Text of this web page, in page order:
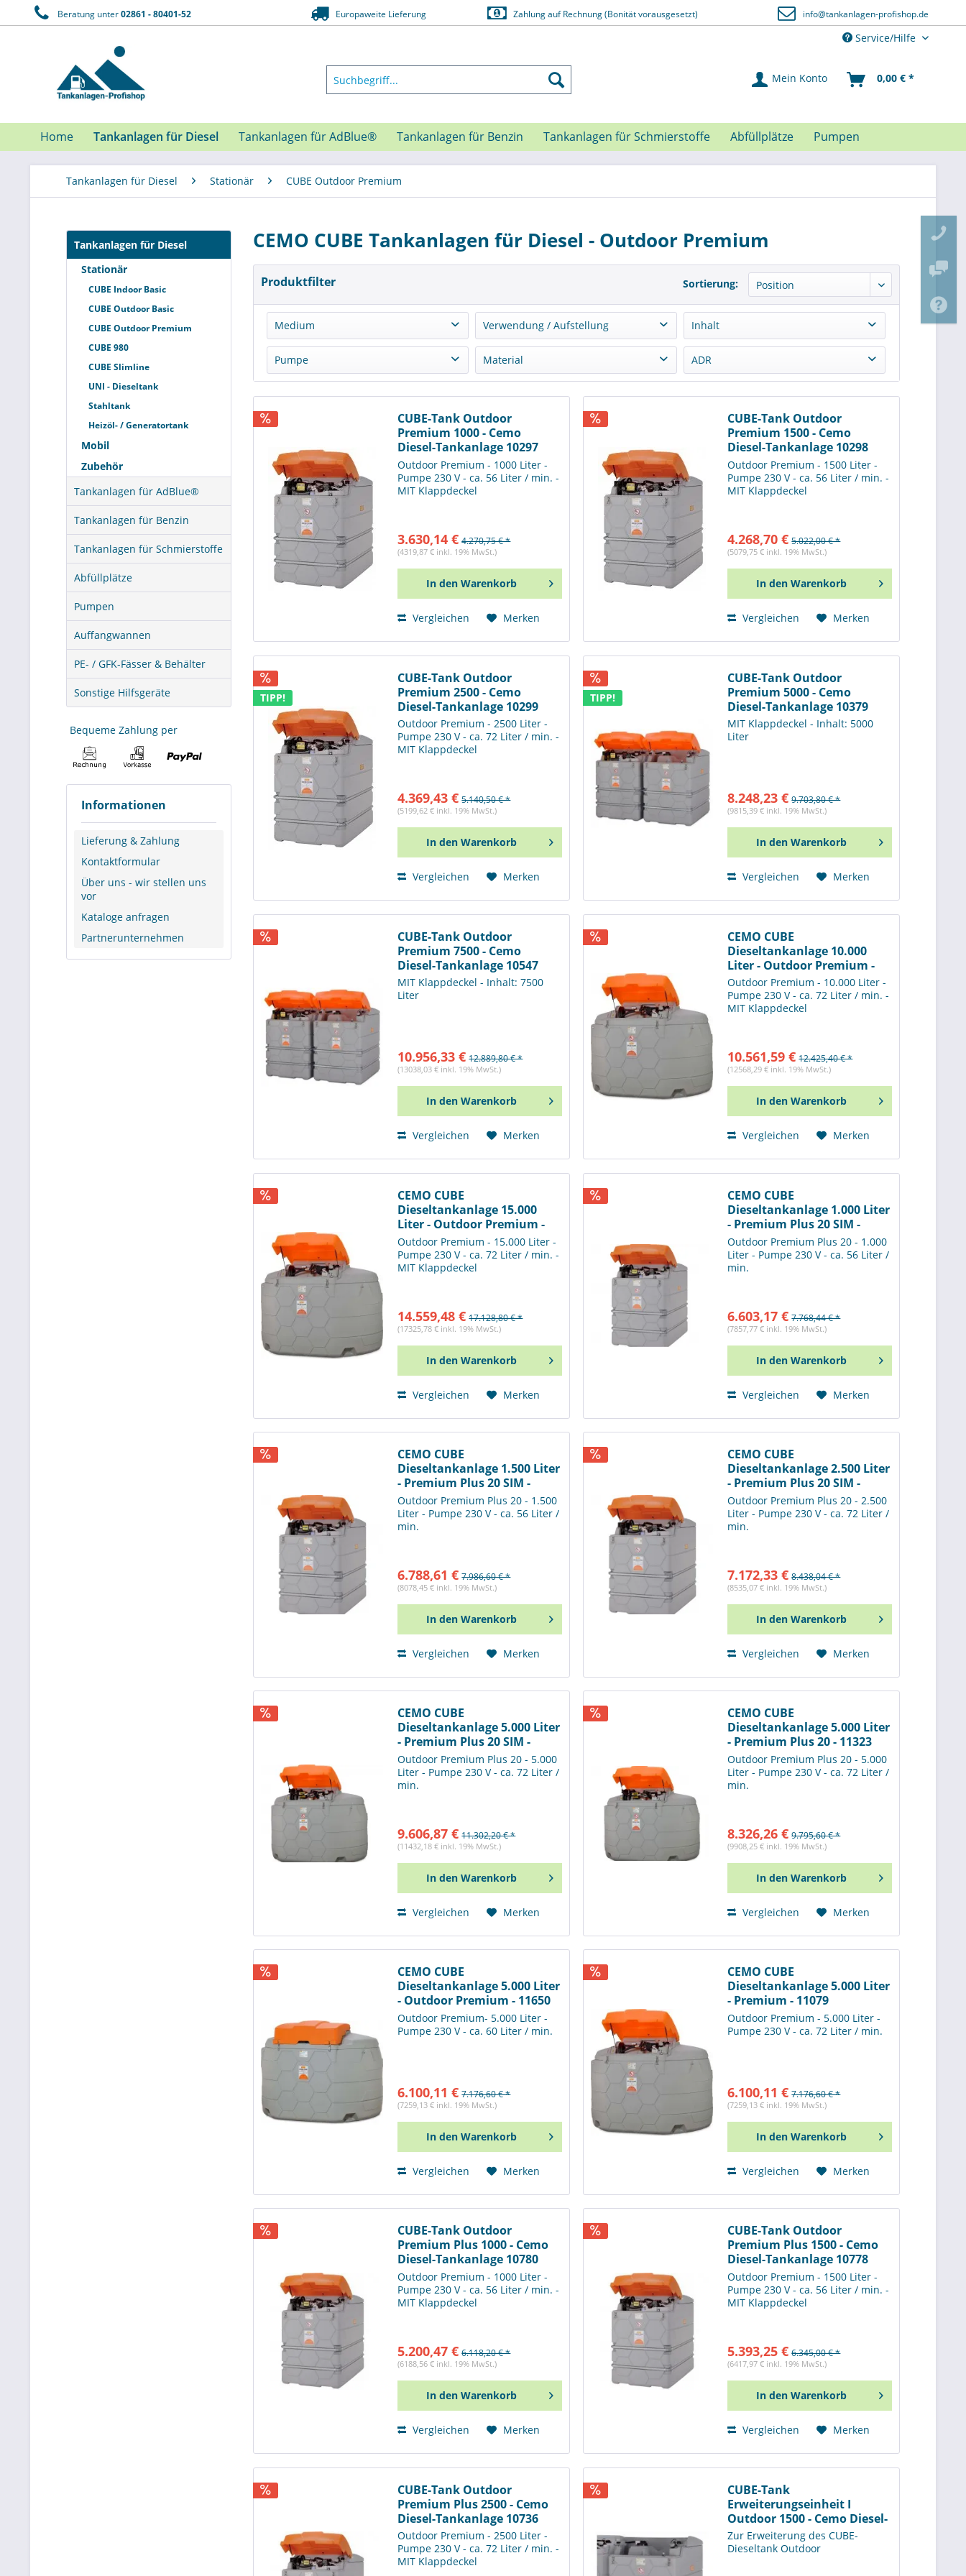
Beratung unter02861 - 80401-52 Europaweite Lieferung Zahlung auf Rechnung (Bonität vorausgesetzt) info@tankanlagen-profishop.de
Service/Hilfe
Mein Konto 0,00 € *
Home Tankanlagen für Diesel Tankanlagen für AdBlue® Tankanlagen für Benzin Tankanlagen für Schmierstoffe Abfüllplätze Pumpen
Tankanlagen für Diesel Stationär CUBE Outdoor Premium
Tankanlagen für Diesel
Stationär
CUBE Indoor Basic
CUBE Outdoor Basic
CUBE Outdoor Premium
CUBE 980
CUBE Slimline
UNI - Dieseltank
Stahltank
Heizöl- / Generatortank
Mobil
Zubehör
Tankanlagen für AdBlue®
Tankanlagen für Benzin
Tankanlagen für Schmierstoffe
Abfüllplätze
Pumpen
Auffangwannen
PE- / GFK-Fässer & Behälter
Sonstige Hilfsgeräte
Bequeme Zahlung per
Informationen
Lieferung & Zahlung
Kontaktformular
Über uns - wir stellen uns
vor
Kataloge anfragen
Partnerunternehmen
CEMO CUBE Tankanlagen für Diesel - Outdoor Premium
Produktfilter Sortierung:
Medium
Diesel
Verwendung / Aufstellung
Outdoor / Außen
Inhalt
1000 Liter(3)
1500 Liter(5)
2500 Liter(5)
5000 Liter(5)
7500 Liter(1)
10000 Liter (1)
15000 Liter(1)
Pumpe
ohne Pumpe(4)
Material
PE(22)
ADR
OHNE ADR Zulassung(22)
CUBE-Tank Outdoor
Premium 1000 - Cemo
Diesel-Tankanlage 10297
Outdoor Premium - 1000 Liter -
Pumpe 230 V - ca. 56 Liter / min. -
MIT Klappdeckel
3.630,14 € 4.270,75 € *
(4319,87 € inkl. 19% MwSt.)
In den Warenkorb
Vergleichen Merken
CUBE-Tank Outdoor
Premium 1500 - Cemo
Diesel-Tankanlage 10298
Outdoor Premium - 1500 Liter -
Pumpe 230 V - ca. 56 Liter / min. -
MIT Klappdeckel
4.268,70 € 5.022,00 € *
(5079,75 € inkl. 19% MwSt.)
In den Warenkorb
Vergleichen Merken
TIPP!
CUBE-Tank Outdoor
Premium 2500 - Cemo
Diesel-Tankanlage 10299
Outdoor Premium - 2500 Liter -
Pumpe 230 V - ca. 72 Liter / min. -
MIT Klappdeckel
4.369,43 € 5.140,50 € *
(5199,62 € inkl. 19% MwSt.)
In den Warenkorb
Vergleichen Merken
TIPP!
CUBE-Tank Outdoor
Premium 5000 - Cemo
Diesel-Tankanlage 10379
MIT Klappdeckel - Inhalt: 5000
Liter
8.248,23 € 9.703,80 € *
(9815,39 € inkl. 19% MwSt.)
In den Warenkorb
Vergleichen Merken
CUBE-Tank Outdoor
Premium 7500 - Cemo
Diesel-Tankanlage 10547
MIT Klappdeckel - Inhalt: 7500
Liter
10.956,33 € 12.889,80 € *
(13038,03 € inkl. 19% MwSt.)
In den Warenkorb
Vergleichen Merken
CEMO CUBE
Dieseltankanlage 10.000
Liter - Outdoor Premium -
11097
Outdoor Premium - 10.000 Liter -
Pumpe 230 V - ca. 72 Liter / min. -
MIT Klappdeckel
10.561,59 € 12.425,40 € *
(12568,29 € inkl. 19% MwSt.)
In den Warenkorb
Vergleichen Merken
CEMO CUBE
Dieseltankanlage 15.000
Liter - Outdoor Premium -
11098
Outdoor Premium - 15.000 Liter -
Pumpe 230 V - ca. 72 Liter / min. -
MIT Klappdeckel
14.559,48 € 17.128,80 € *
(17325,78 € inkl. 19% MwSt.)
In den Warenkorb
Vergleichen Merken
CEMO CUBE
Dieseltankanlage 1.000 Liter
- Premium Plus 20 SIM -
11320
Outdoor Premium Plus 20 - 1.000
Liter - Pumpe 230 V - ca. 56 Liter /
min.
6.603,17 € 7.768,44 € *
(7857,77 € inkl. 19% MwSt.)
In den Warenkorb
Vergleichen Merken
CEMO CUBE
Dieseltankanlage 1.500 Liter
- Premium Plus 20 SIM -
11321
Outdoor Premium Plus 20 - 1.500
Liter - Pumpe 230 V - ca. 56 Liter /
min.
6.788,61 € 7.986,60 € *
(8078,45 € inkl. 19% MwSt.)
In den Warenkorb
Vergleichen Merken
CEMO CUBE
Dieseltankanlage 2.500 Liter
- Premium Plus 20 SIM -
11322
Outdoor Premium Plus 20 - 2.500
Liter - Pumpe 230 V - ca. 72 Liter /
min.
7.172,33 € 8.438,04 € *
(8535,07 € inkl. 19% MwSt.)
In den Warenkorb
Vergleichen Merken
CEMO CUBE
Dieseltankanlage 5.000 Liter
- Premium Plus 20 SIM -
11324
Outdoor Premium Plus 20 - 5.000
Liter - Pumpe 230 V - ca. 72 Liter /
min.
9.606,87 € 11.302,20 € *
(11432,18 € inkl. 19% MwSt.)
In den Warenkorb
Vergleichen Merken
CEMO CUBE
Dieseltankanlage 5.000 Liter
- Premium Plus 20 - 11323
Outdoor Premium Plus 20 - 5.000
Liter - Pumpe 230 V - ca. 72 Liter /
min.
8.326,26 € 9.795,60 € *
(9908,25 € inkl. 19% MwSt.)
In den Warenkorb
Vergleichen Merken
CEMO CUBE
Dieseltankanlage 5.000 Liter
- Outdoor Premium - 11650
Outdoor Premium- 5.000 Liter -
Pumpe 230 V - ca. 60 Liter / min.
6.100,11 € 7.176,60 € *
(7259,13 € inkl. 19% MwSt.)
In den Warenkorb
Vergleichen Merken
CEMO CUBE
Dieseltankanlage 5.000 Liter
- Premium - 11079
Outdoor Premium - 5.000 Liter -
Pumpe 230 V - ca. 72 Liter / min.
6.100,11 € 7.176,60 € *
(7259,13 € inkl. 19% MwSt.)
In den Warenkorb
Vergleichen Merken
CUBE-Tank Outdoor
Premium Plus 1000 - Cemo
Diesel-Tankanlage 10780
Outdoor Premium - 1000 Liter -
Pumpe 230 V - ca. 56 Liter / min. -
MIT Klappdeckel
5.200,47 € 6.118,20 € *
(6188,56 € inkl. 19% MwSt.)
In den Warenkorb
Vergleichen Merken
CUBE-Tank Outdoor
Premium Plus 1500 - Cemo
Diesel-Tankanlage 10778
Outdoor Premium - 1500 Liter -
Pumpe 230 V - ca. 56 Liter / min. -
MIT Klappdeckel
5.393,25 € 6.345,00 € *
(6417,97 € inkl. 19% MwSt.)
In den Warenkorb
Vergleichen Merken
CUBE-Tank Outdoor
Premium Plus 2500 - Cemo
Diesel-Tankanlage 10736
Outdoor Premium - 2500 Liter -
Pumpe 230 V - ca. 72 Liter / min. -
MIT Klappdeckel
CUBE-Tank
Erweiterungseinheit I
Outdoor 1500 - Cemo Diesel-
Tankanlage 10774
Zur Erweiterung des CUBE-
Dieseltank Outdoor